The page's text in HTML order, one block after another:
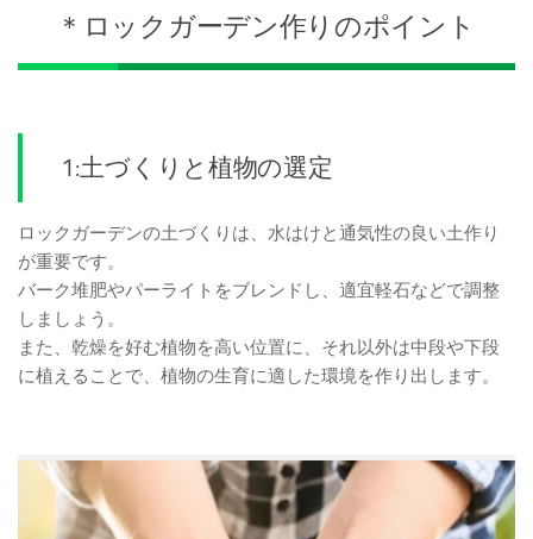
＊ロックガーデン作りのポイント
1:土づくりと植物の選定
ロックガーデンの土づくりは、水はけと通気性の良い土作り
が重要です。
バーク堆肥やパーライトをブレンドし、適宜軽石などで調整
しましょう。
また、乾燥を好む植物を高い位置に、それ以外は中段や下段
に植えることで、植物の生育に適した環境を作り出します。